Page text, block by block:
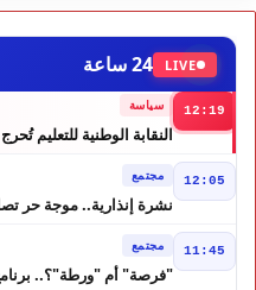
LIVE 24 ساعة
12:19 سياسة
12:05 مجتمع
11:45 مجتمع
"فرصة" أم "ورطة"؟..